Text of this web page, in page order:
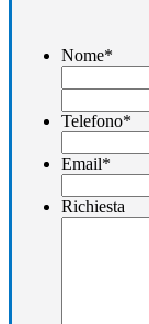
Nome*
Telefono*
Email*
Richiesta